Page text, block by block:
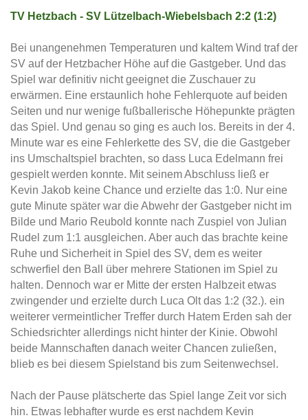
TV Hetzbach - SV Lützelbach-Wiebelsbach 2:2 (1:2)
Bei unangenehmen Temperaturen und kaltem Wind traf der
SV auf der Hetzbacher Höhe auf die Gastgeber. Und das
Spiel war definitiv nicht geeignet die Zuschauer zu
erwärmen. Eine erstaunlich hohe Fehlerquote auf beiden
Seiten und nur wenige fußballerische Höhepunkte prägten
das Spiel. Und genau so ging es auch los. Bereits in der 4.
Minute war es eine Fehlerkette des SV, die die Gastgeber
ins Umschaltspiel brachten, so dass Luca Edelmann frei
gespielt werden konnte. Mit seinem Abschluss ließ er
Kevin Jakob keine Chance und erzielte das 1:0. Nur eine
gute Minute später war die Abwehr der Gastgeber nicht im
Bilde und Mario Reubold konnte nach Zuspiel von Julian
Rudel zum 1:1 ausgleichen. Aber auch das brachte keine
Ruhe und Sicherheit in Spiel des SV, dem es weiter
schwerfiel den Ball über mehrere Stationen im Spiel zu
halten. Dennoch war er Mitte der ersten Halbzeit etwas
zwingender und erzielte durch Luca Olt das 1:2 (32.). ein
weiterer vermeintlicher Treffer durch Hatem Erden sah der
Schiedsrichter allerdings nicht hinter der Kinie. Obwohl
beide Mannschaften danach weiter Chancen zuließen,
blieb es bei diesem Spielstand bis zum Seitenwechsel.
Nach der Pause plätscherte das Spiel lange Zeit vor sich
hin. Etwas lebhafter wurde es erst nachdem Kevin